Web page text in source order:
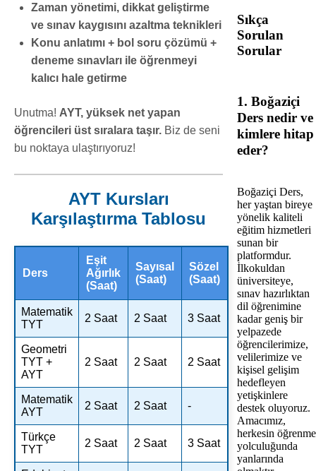
Zaman yönetimi, dikkat geliştirme
ve sınav kaygısını azaltma teknikleri
Konu anlatımı + bol soru çözümü +
deneme sınavları ile öğrenmeyi
kalıcı hale getirme
Unutma! AYT, yüksek net yapan
öğrencileri üst sıralara taşır. Biz de seni
bu noktaya ulaştırıyoruz!
AYT Kursları
Karşılaştırma Tablosu
Ders
Eşit
Ağırlık
(Saat)
Sayısal
(Saat)
Sözel
(Saat)
Matematik
TYT
2 Saat 2 Saat 3 Saat
Geometri
TYT +
AYT
2 Saat 2 Saat 2 Saat
Matematik
AYT
2 Saat 2 Saat -
Türkçe
TYT
2 Saat 2 Saat 3 Saat
Sıkça
Sorulan
Sorular
1. Boğaziçi
Ders nedir ve
kimlere hitap
eder?
Boğaziçi Ders,
her yaştan bireye
yönelik kaliteli
eğitim hizmetleri
sunan bir
platformdur.
İlkokuldan
üniversiteye,
sınav hazırlıktan
dil öğrenimine
kadar geniş bir
yelpazede
öğrencilerimize,
velilerimize ve
kişisel gelişim
hedefleyen
yetişkinlere
destek oluyoruz.
Amacımız,
herkesin öğrenme
yolculuğunda
yanlarında